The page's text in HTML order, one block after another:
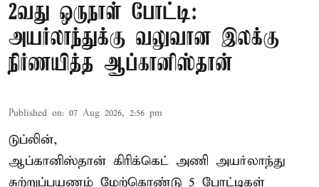
2வது ஒருநாள் போட்டி:
அயர்லாந்துக்கு வலுவான இலக்கு
நிர்ணயித்த ஆப்கானிஸ்தான்
Published on: 07 Aug 2026, 2:56 pm
டுப்லின்,
ஆப்கானிஸ்தான் கிரிக்கெட் அணி அயர்லாந்து
சுற்றுப்பயணம் மேற்கொண்டு 5 போட்டிகள்